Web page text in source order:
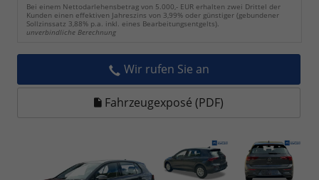
Bei einem Nettodarlehensbetrag von 5.000,- EUR erhalten zwei Drittel der
Kunden einen effektiven Jahreszins von 3,99% oder günstiger (gebundener
Sollzinssatz 3,88% p.a. inkl. eines Bearbeitungsentgelts).
unverbindliche Berechnung
Wir rufen Sie an
Fahrzeugexposé (PDF)